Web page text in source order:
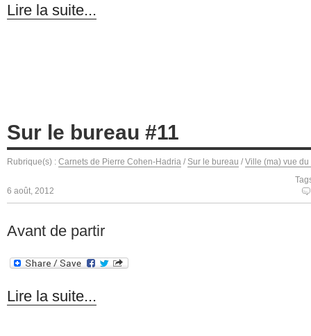
Lire la suite...
Sur le bureau #11
Rubrique(s) : Carnets de Pierre Cohen-Hadria / Sur le bureau / Ville (ma) vue du
6 août, 2012
Avant de partir
Lire la suite...